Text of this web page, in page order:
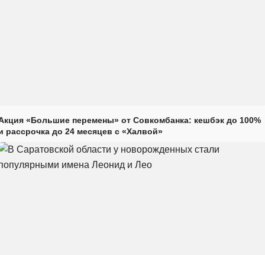
«Большие перемены» от Совкомбанка: кешбэк до 100%
рассрочка до 24 месяцев с «Халвой»